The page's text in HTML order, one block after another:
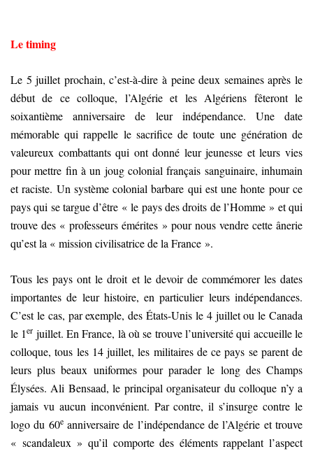
Le timing
Le 5 juillet prochain, c’est-à-dire à peine deux semaines après le
début de ce colloque, l’Algérie et les Algériens fêteront le
soixantième anniversaire de leur indépendance. Une date
mémorable qui rappelle le sacrifice de toute une génération de
valeureux combattants qui ont donné leur jeunesse et leurs vies
pour mettre fin à un joug colonial français sanguinaire, inhumain
et raciste. Un système colonial barbare qui est une honte pour ce
pays qui se targue d’être « le pays des droits de l’Homme » et qui
trouve des « professeurs émérites » pour nous vendre cette ânerie
qu’est la « mission civilisatrice de la France ».
Tous les pays ont le droit et le devoir de commémorer les dates
importantes de leur histoire, en particulier leurs indépendances.
C’est le cas, par exemple, des États-Unis le 4 juillet ou le Canada
le 1er juillet. En France, là où se trouve l’université qui accueille le
colloque, tous les 14 juillet, les militaires de ce pays se parent de
leurs plus beaux uniformes pour parader le long des Champs
Élysées. Ali Bensaad, le principal organisateur du colloque n’y a
jamais vu aucun inconvénient. Par contre, il s’insurge contre le
logo du 60eanniversaire de l’indépendance de l’Algérie et trouve
« scandaleux » qu’il comporte des éléments rappelant l’aspect